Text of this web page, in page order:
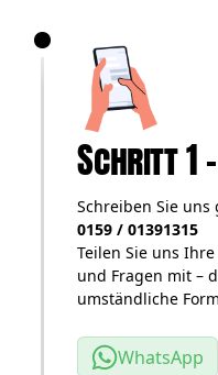
Schritt 1
Schreiben Sie uns
0159 / 01391315
Teilen Sie uns
und Fragen mit –
umständliche
WhatsApp